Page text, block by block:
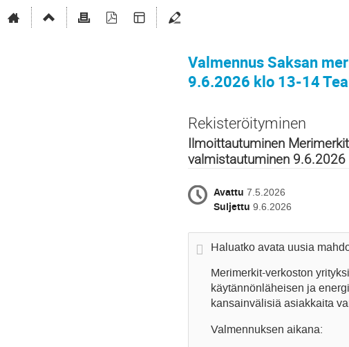
Valmennus Saksan
9.6.2026 klo 13-14
Rekisteröityminen
Ilmoittautuminen
valmistautuminen
Avattu 7.5.2026
Suljettu 9.6.2026
Haluatko avata uusia
Merimerkit-verkoston
käytännönläheisen ja
kansainvälisiä asiakkaita
Valmennuksen aikana: